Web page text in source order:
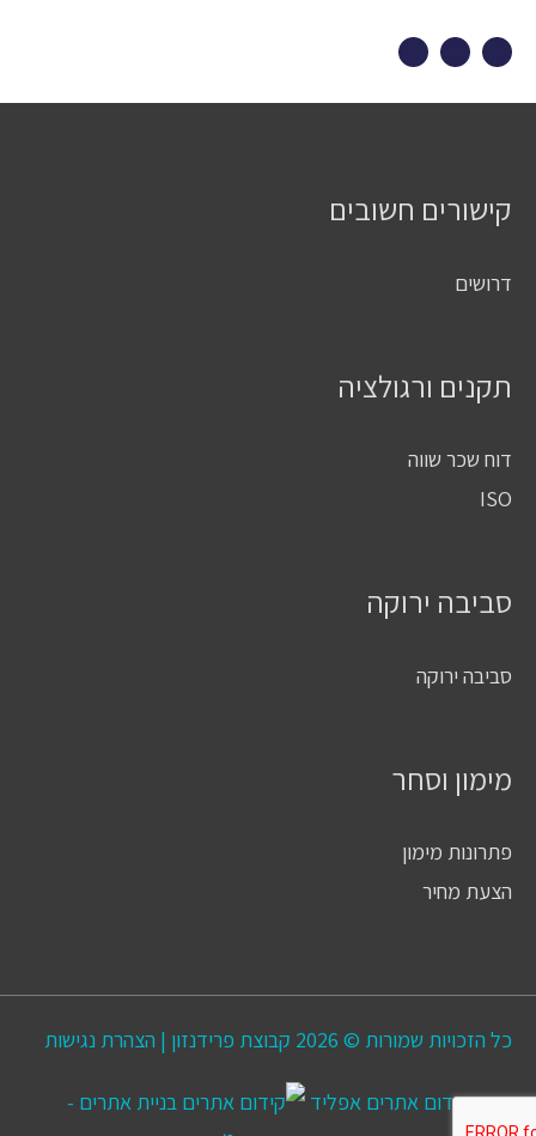
קישורים חשובים
דרושים
תקנים ורגולציה
דוח שכר שווה
ISO
סביבה ירוקה
סביבה ירוקה
מימון וסחר
פתרונות מימון
הצעת מחיר
כל הזכויות שמורות © 2026 קבוצת פרידנזון | הצהרת נגישות
קידום אתרים אפליד בניית אתרים -